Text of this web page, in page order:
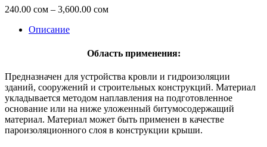
240.00 сом – 3,600.00 сомДиапазон
3,600.00 сом
Описание
Область применения:
Предназначен для устройства кровли и гидроизоляции
зданий, сооружений и строительных конструкций. Материал
укладывается методом наплавления на подготовленное
основание или на ниже уложенный битумосодержащий
материал. Материал может быть применен в качестве
пароизоляционного слоя в конструкции крыши.